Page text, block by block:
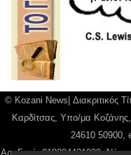
© Kozani News| Διακριτικός
Καρδίτσας, Υπο/μα
24610 50900,
Αρ. Γεμή: 018804431000,